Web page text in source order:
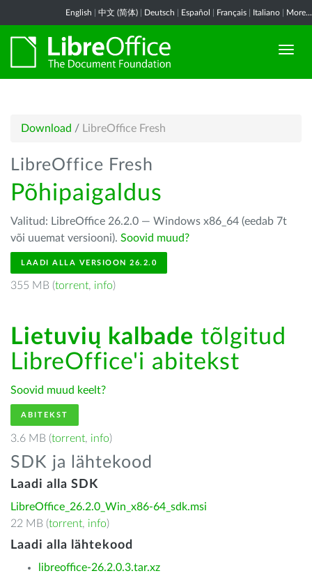
English 中文 (简体) Deutsch Español Français Italiano More...
Download / LibreOffice Fresh
LibreOffice Fresh
Põhipaigaldus
Valitud: LibreOffice 26.2.0 — Windows x86_64 (eedab 7t
või uuemat versiooni). Soovid muud?
LAADI ALLA VERSIOON 26.2.0
355 MB (torrent, info)
Lietuvių kalbade tõlgitud
LibreOffice'i abitekst
Soovid muud keelt?
ABITEKST
3.6 MB (torrent, info)
SDK ja lähtekood
Laadi alla SDK
LibreOffice_26.2.0_Win_x86-64_sdk.msi
22 MB (torrent, info)
Laadi alla lähtekood
libreoffice-26.2.0.3.tar.xz